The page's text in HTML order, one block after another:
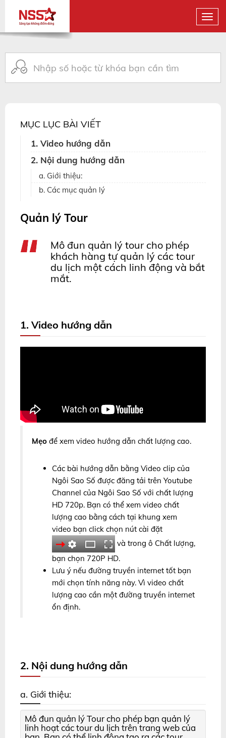
Quản lý Tour
Mô đun quản lý tour cho phép
khách hàng tự quản lý các tour
du lịch một cách linh động và bắt
mắt.
1. Video hướng dẫn
Mẹo để xem video hướng dẫn chất lượng cao.
Các bài hướng dẫn bằng Video clip của
Ngôi Sao Số được đăng tải trên Youtube
Channel của Ngôi Sao Số với chất lượng
HD 720p. Bạn có thể xem video chất
lượng cao bằng cách tại khung xem
video bạn click chọn nút cài đặt
và trong ô Chất lượng,
bạn chọn 720P HD.
Lưu ý nếu đường truyền internet tốt bạn
mới chọn tính năng này. Vì video chất
lượng cao cần một đường truyền internet
ổn định.
2. Nội dung hướng dẫn
a. Giới thiệu:
Mô đun quản lý Tour cho phép bạn quản lý
linh hoạt các tour du lịch trên trang web của
MỤC LỤC BÀI VIẾT
1. Video hướng dẫn
2. Nội dung hướng dẫn
a. Giới thiệu:
b. Các mục quản lý